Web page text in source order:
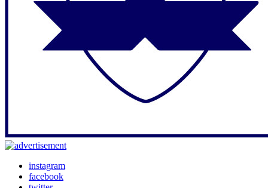
instagram
facebook